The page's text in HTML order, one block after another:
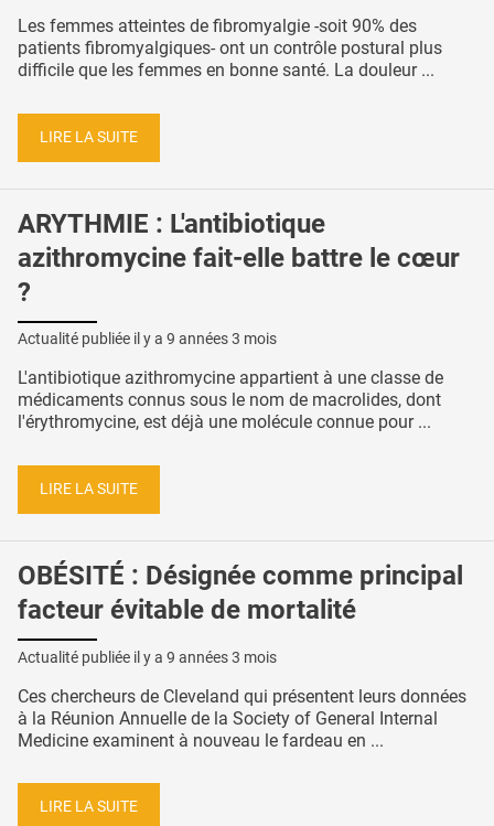
Les femmes atteintes de fibromyalgie -soit 90% des
patients fibromyalgiques- ont un contrôle postural plus
difficile que les femmes en bonne santé. La douleur ...
LIRE LA SUITE
ARYTHMIE : L'antibiotique
azithromycine fait-elle battre le cœur
?
Actualité publiée il y a 9 années 3 mois
L'antibiotique azithromycine appartient à une classe de
médicaments connus sous le nom de macrolides, dont
l'érythromycine, est déjà une molécule connue pour ...
LIRE LA SUITE
OBÉSITÉ : Désignée comme principal
facteur évitable de mortalité
Actualité publiée il y a 9 années 3 mois
Ces chercheurs de Cleveland qui présentent leurs données
à la Réunion Annuelle de la Society of General Internal
Medicine examinent à nouveau le fardeau en ...
LIRE LA SUITE